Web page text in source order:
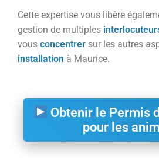
Cette expertise vous libère
gestion de multiples
vous concentrer sur les autres
installation à Maurice.
Obtenir le Permis
pour les